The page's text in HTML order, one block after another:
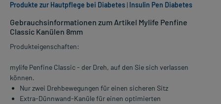
Gebrauchsinformationen zum Artikel Mylife Penfine
Classic Kanülen 8mm
Produkteigenschaften:
mylife Penfine Classic - der Dreh, auf den Sie sich verlassen
können.
Nur zwei Drehbewegungen für einen sicheren Sitz
Extra-Dünnwand-Kanüle für einen optimierten
Produkte zur Hautpflege bei Diabetes| Insulin Pen Diabetes